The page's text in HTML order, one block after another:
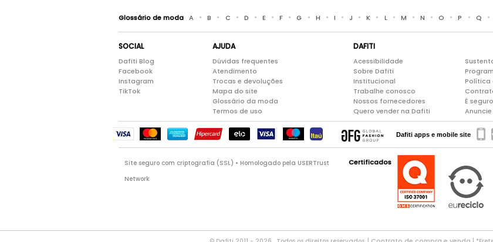
Glossário de moda A • B • C • D • E • F • G • H • I • J • K • L • M • N • O • P • Q •
SOCIAL
Dafiti Blog
Facebook
Instagram
TikTok
AJUDA
Dúvidas frequentes
Atendimento
Trocas e devoluções
Mapa do site
Glossário da moda
Termos de uso
DAFITI
Acessibilidade
Sobre Dafiti
Institucional
Trabalhe conosco
Nossos fornecedores
Quero vender na Dafiti
Política
É
Dafiti apps e mobile site
Site seguro com criptografia (SSL) • Homologado pela USERTrust
Network
Certificados